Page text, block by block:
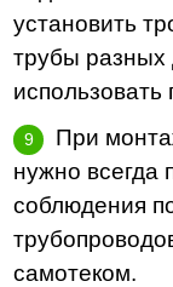
установить
трубы разных
использовать
При
нужно всегда
соблюдения
самотеком.